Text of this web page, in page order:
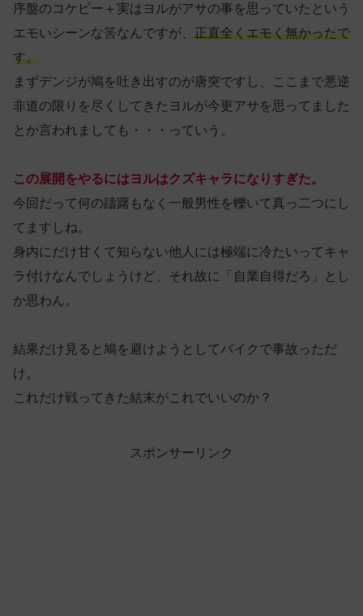
序盤のコケピー＋実はヨルがアサの事を思っていたという
エモいシーンな筈なんですが、 正直全くエモく無かったで
す。
まずデンジが鳩を吐き出すのが唐突ですし、ここまで悪逆
非道の限りを尽くしてきたヨルが今更アサを思ってました
とか言われましても・・・っていう。
この展開をやるにはヨルはクズキャラになりすぎた。
今回だって何の躊躇もなく一般男性を轢いて真っ二つにし
てますしね。
身内にだけ甘くて知らない他人には極端に冷たいってキャ
ラ付けなんでしょうけど、それ故に「自業自得だろ」とし
か思わん。
結果だけ見ると鳩を避けようとしてバイクで事故っただ
け。
これだけ戦ってきた結末がこれでいいのか？
スポンサーリンク